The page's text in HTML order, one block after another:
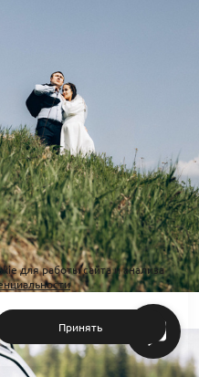
для работы сайта и анализа
Принять